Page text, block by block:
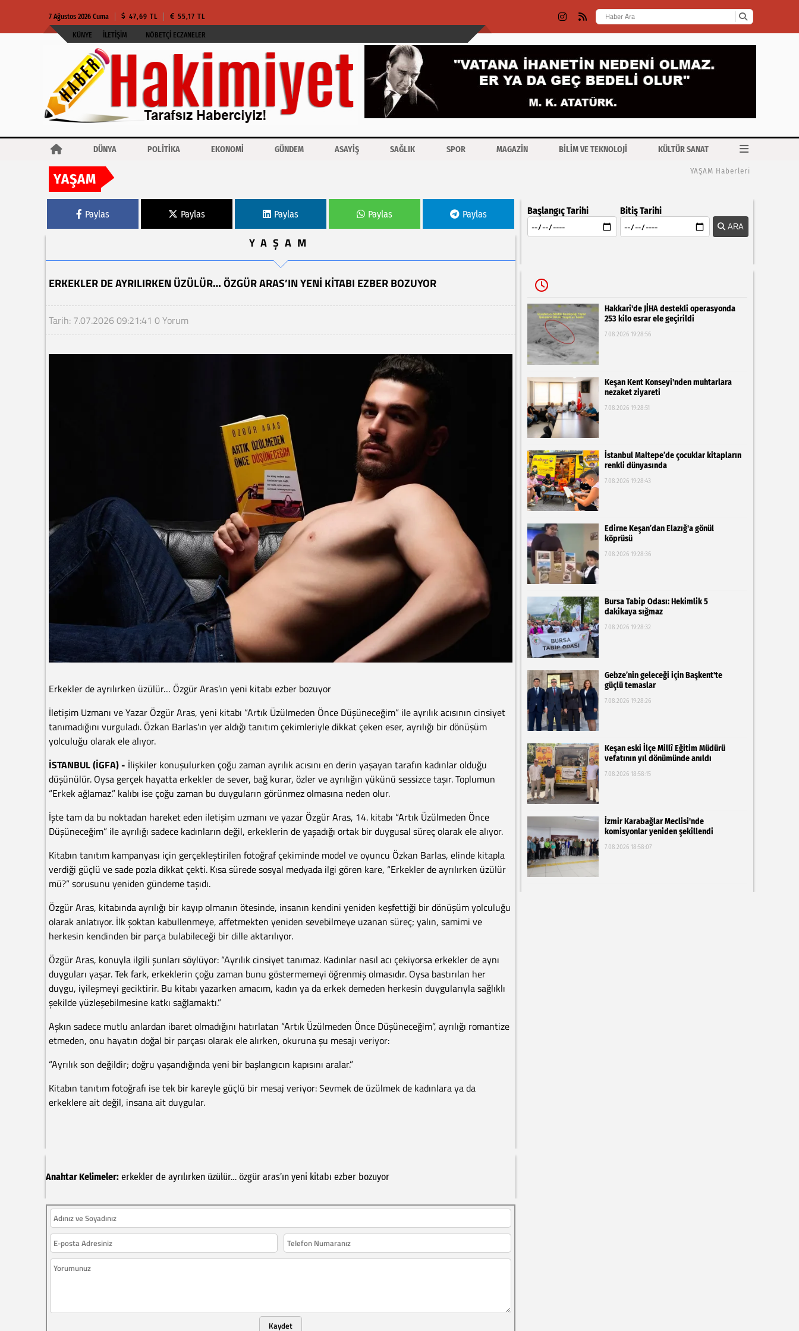
7 Ağustos 2026 Cuma 47,69 TL 55,17 TL
KÜNYE İLETIŞIM NÖBETÇI ECZANELER
DÜNYA POLİTİKA EKONOMİ GÜNDEM ASAYİŞ SAĞLIK SPOR MAGAZİN BİLİM VE TEKNOLOJİ KÜLTÜR SANAT
YAŞAM YAŞAM Haberleri
Paylas Paylas Paylas Paylas Paylas
YAŞAM
ERKEKLER DE AYRILIRKEN ÜZÜLÜR… ÖZGÜR ARAS’IN YENI KITABI EZBER BOZUYOR
Tarih: 7.07.2026 09:21:41 0 Yorum
Erkekler de ayrılırken üzülür… Özgür Aras’ın yeni kitabı ezber bozuyor
İletişim Uzmanı ve Yazar Özgür Aras, yeni kitabı “Artık Üzülmeden Önce Düşüneceğim” ile ayrılık acısının cinsiyet
tanımadığını vurguladı. Özkan Barlas'ın yer aldığı tanıtım çekimleriyle dikkat çeken eser, ayrılığı bir dönüşüm
yolculuğu olarak ele alıyor.
İSTANBUL (İGFA) - İlişkiler konuşulurken çoğu zaman ayrılık acısını en derin yaşayan tarafın kadınlar olduğu
düşünülür. Oysa gerçek hayatta erkekler de sever, bağ kurar, özler ve ayrılığın yükünü sessizce taşır. Toplumun
“Erkek ağlamaz.” kalıbı ise çoğu zaman bu duyguların görünmez olmasına neden olur.
İşte tam da bu noktadan hareket eden iletişim uzmanı ve yazar Özgür Aras, 14. kitabı “Artık Üzülmeden Önce
Düşüneceğim” ile ayrılığı sadece kadınların değil, erkeklerin de yaşadığı ortak bir duygusal süreç olarak ele alıyor.
Kitabın tanıtım kampanyası için gerçekleştirilen fotoğraf çekiminde model ve oyuncu Özkan Barlas, elinde kitapla
verdiği güçlü ve sade pozla dikkat çekti. Kısa sürede sosyal medyada ilgi gören kare, “Erkekler de ayrılırken üzülür
mü?” sorusunu yeniden gündeme taşıdı.
Özgür Aras, kitabında ayrılığı bir kayıp olmanın ötesinde, insanın kendini yeniden keşfettiği bir dönüşüm yolculuğu
olarak anlatıyor. İlk şoktan kabullenmeye, affetmekten yeniden sevebilmeye uzanan süreç; yalın, samimi ve
herkesin kendinden bir parça bulabileceği bir dille aktarılıyor.
Özgür Aras, konuyla ilgili şunları söylüyor: “Ayrılık cinsiyet tanımaz. Kadınlar nasıl acı çekiyorsa erkekler de aynı
duyguları yaşar. Tek fark, erkeklerin çoğu zaman bunu göstermemeyi öğrenmiş olmasıdır. Oysa bastırılan her
duygu, iyileşmeyi geciktirir. Bu kitabı yazarken amacım, kadın ya da erkek demeden herkesin duygularıyla sağlıklı
şekilde yüzleşebilmesine katkı sağlamaktı.”
Aşkın sadece mutlu anlardan ibaret olmadığını hatırlatan “Artık Üzülmeden Önce Düşüneceğim”, ayrılığı romantize
etmeden, onu hayatın doğal bir parçası olarak ele alırken, okuruna şu mesajı veriyor:
“Ayrılık son değildir; doğru yaşandığında yeni bir başlangıcın kapısını aralar.”
Kitabın tanıtım fotoğrafı ise tek bir kareyle güçlü bir mesaj veriyor: Sevmek de üzülmek de kadınlara ya da
erkeklere ait değil, insana ait duygular.
Anahtar Kelimeler: erkekler de ayrılırken üzülür… özgür aras’ın yeni kitabı ezber bozuyor
Kaydet
Başlangıç Tarihi Bitiş Tarihi
ARA
Hakkari'de JİHA destekli operasyonda
253 kilo esrar ele geçirildi
7.08.2026 19:28:56
Keşan Kent Konseyi'nden muhtarlara
nezaket ziyareti
7.08.2026 19:28:51
İstanbul Maltepe’de çocuklar kitapların
renkli dünyasında
7.08.2026 19:28:43
Edirne Keşan’dan Elazığ'a gönül
köprüsü
7.08.2026 19:28:36
Bursa Tabip Odası: Hekimlik 5
dakikaya sığmaz
7.08.2026 19:28:32
Gebze’nin geleceği için Başkent'te
güçlü temaslar
7.08.2026 19:28:26
Keşan eski İlçe Millî Eğitim Müdürü
vefatının yıl dönümünde anıldı
7.08.2026 18:58:15
İzmir Karabağlar Meclisi'nde
komisyonlar yeniden şekillendi
7.08.2026 18:58:07